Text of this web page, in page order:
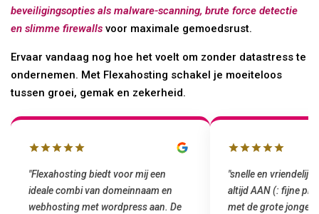
beveiligingsopties als malware-scanning, brute force detectie
en slimme firewalls voor maximale gemoedsrust.
Ervaar vandaag nog hoe het voelt om zonder datastress te
ondernemen. Met Flexahosting schakel je moeiteloos
tussen groei, gemak en zekerheid.
"snelle en vriendelijke service. staat
altijd AAN (: fijne prijzen vergeleken
met de grote jongens en dus nu al blij
"Top service. Ik had
het installeren van
was meteen door